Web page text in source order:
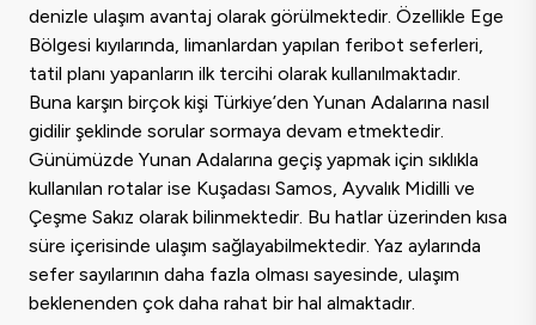
denizle ulaşım avantaj olarak görülmektedir. Özellikle Ege
Bölgesi kıyılarında, limanlardan yapılan feribot seferleri,
tatil planı yapanların ilk tercihi olarak kullanılmaktadır.
Buna karşın birçok kişi Türkiye’den Yunan Adalarına nasıl
gidilir şeklinde sorular sormaya devam etmektedir.
Günümüzde Yunan Adalarına geçiş yapmak için sıklıkla
kullanılan rotalar ise Kuşadası Samos, Ayvalık Midilli ve
Çeşme Sakız olarak bilinmektedir. Bu hatlar üzerinden kısa
süre içerisinde ulaşım sağlayabilmektedir. Yaz aylarında
sefer sayılarının daha fazla olması sayesinde, ulaşım
beklenenden çok daha rahat bir hal almaktadır.